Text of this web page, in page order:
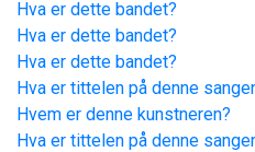
Hva er dette bandet?
Hva er dette bandet?
Hva er dette bandet?
Hva er tittelen på denne
Hvem er denne kunstneren?
Hva er tittelen på denne